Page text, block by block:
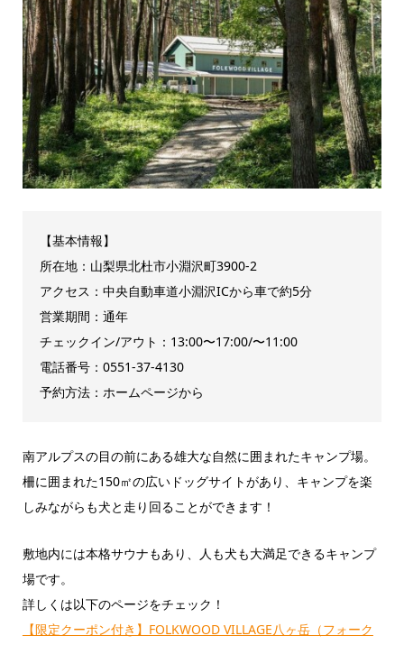
【基本情報】
所在地：山梨県北杜市小淵沢町3900-2
アクセス：中央自動車道小淵沢ICから車で約5分
営業期間：通年
チェックイン/アウト：13:00〜17:00/〜11:00
電話番号：0551-37-4130
予約方法：ホームページから
南アルプスの目の前にある雄大な自然に囲まれたキャンプ場。
柵に囲まれた150㎡の広いドッグサイトがあり、キャンプを楽
しみながらも犬と走り回ることができます！
敷地内には本格サウナもあり、人も犬も大満足できるキャンプ
場です。
詳しくは以下のページをチェック！
【限定クーポン付き】FOLKWOOD VILLAGE八ヶ岳（フォーク